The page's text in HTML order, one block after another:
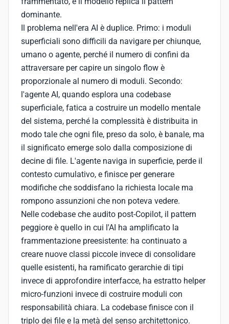
dominante.
Il problema nell'era AI è duplice. Primo: i moduli
superficiali sono difficili da navigare per chiunque,
umano o agente, perché il numero di confini da
attraversare per capire un singolo flow è
proporzionale al numero di moduli. Secondo:
l'agente AI, quando esplora una codebase
superficiale, fatica a costruire un modello mentale
del sistema, perché la complessità è distribuita in
modo tale che ogni file, preso da solo, è banale, ma
il significato emerge solo dalla composizione di
decine di file. L'agente naviga in superficie, perde il
contesto cumulativo, e finisce per generare
modifiche che soddisfano la richiesta locale ma
rompono assunzioni che non poteva vedere.
Nelle codebase che audito post-Copilot, il pattern
peggiore è quello in cui l'AI ha amplificato la
frammentazione preesistente: ha continuato a
creare nuove classi piccole invece di consolidare
quelle esistenti, ha ramificato gerarchie di tipi
invece di approfondire interfacce, ha estratto helper
micro-funzioni invece di costruire moduli con
responsabilità chiara. La codebase finisce con il
triplo dei file e la metà del senso architettonico.